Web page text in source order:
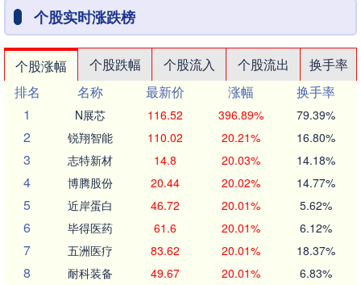
个股实时涨跌榜
个股涨幅 个股跌幅 个股流入 个股流出
换手率
排名
名称 最新价 涨幅
换手率
1
N展芯 116.52 396.89% 79.39%
2 锐翔智能 110.02 20.21% 16.80%
3 志特新材 14.8 20.03% 14.18%
4 博腾股份 20.44 20.02% 14.77%
5 近岸蛋白 46.72 20.01% 5.62%
6 毕得医药 61.6 20.01% 6.12%
7 五洲医疗 83.62 20.01% 18.37%
8 耐科装备 49.67 20.01% 6.83%